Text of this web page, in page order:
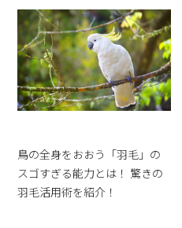
鳥の全身をおおう「羽毛」の
スゴすぎる能力とは！ 驚きの
羽毛活用術を紹介！